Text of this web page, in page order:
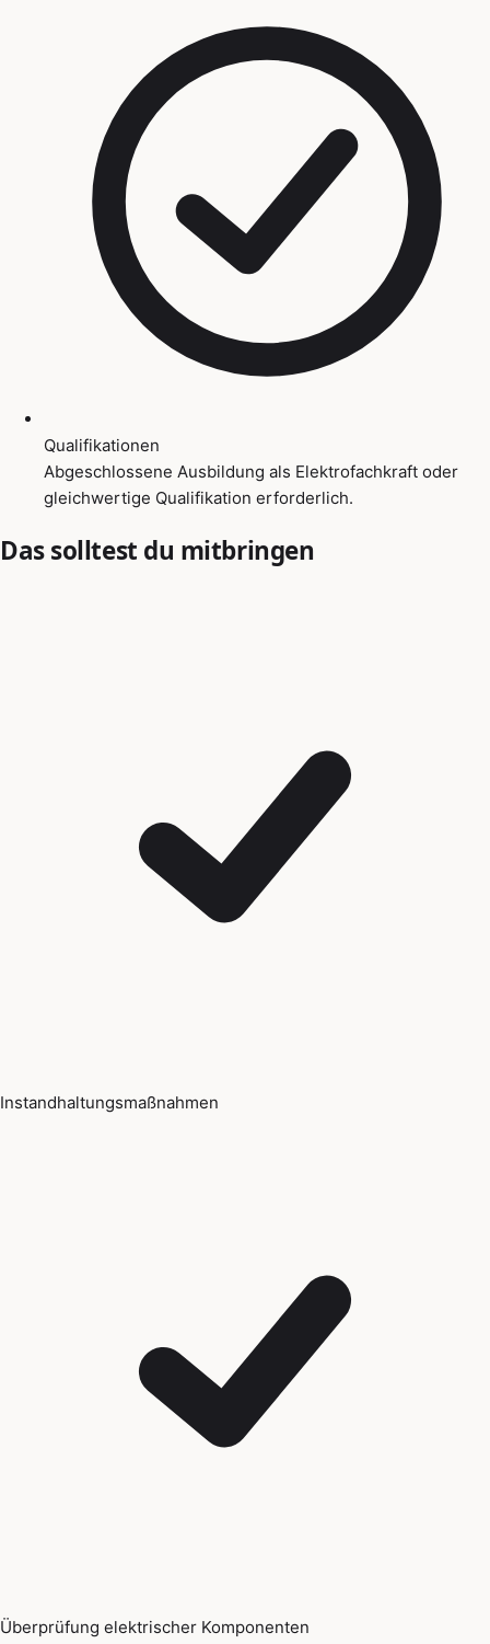
Qualifikationen
Abgeschlossene Ausbildung als Elektrofachkraft oder
gleichwertige Qualifikation erforderlich.
Das solltest du mitbringen
Instandhaltungsmaßnahmen
Überprüfung elektrischer Komponenten